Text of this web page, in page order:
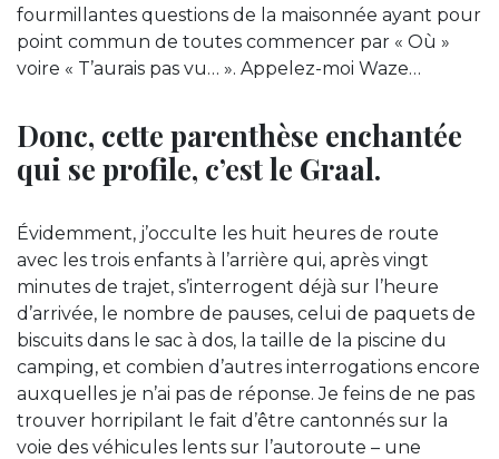
fourmillantes questions de la maisonnée ayant pour
point commun de toutes commencer par « Où »
voire « T’aurais pas vu… ». Appelez-moi Waze…
Donc, cette parenthèse enchantée
qui se profile, c’est le Graal.
Évidemment, j’occulte les huit heures de route
avec les trois enfants à l’arrière qui, après vingt
minutes de trajet, s’interrogent déjà sur l’heure
d’arrivée, le nombre de pauses, celui de paquets de
biscuits dans le sac à dos, la taille de la piscine du
camping, et combien d’autres interrogations encore
auxquelles je n’ai pas de réponse. Je feins de ne pas
trouver horripilant le fait d’être cantonnés sur la
voie des véhicules lents sur l’autoroute – une